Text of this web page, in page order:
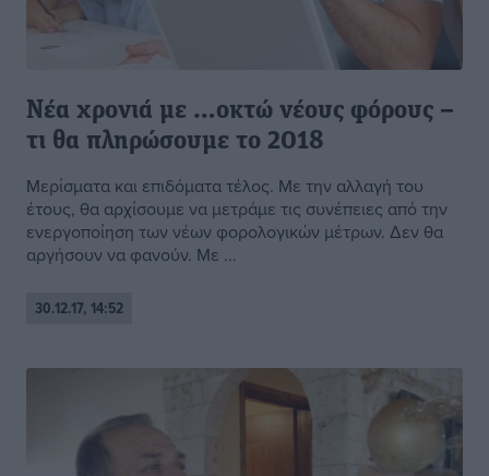
Νέα χρονιά με …οκτώ νέους φόρους –
τι θα πληρώσουμε το 2018
Μερίσματα και επιδόματα τέλος. Με την αλλαγή του
έτους, θα αρχίσουμε να μετράμε τις συνέπειες από την
ενεργοποίηση των νέων φορολογικών μέτρων. Δεν θα
αργήσουν να φανούν. Με ...
30.12.17, 14:52